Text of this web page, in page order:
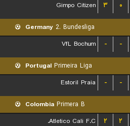
Gimpo Citizen
۳ ۰
Germany 2. Bundesliga
VfL Bochum
- -
Portugal Primeira Liga
Estoril Praia
- -
Colombia Primera B
Atletico Cali F.C.
۲ ۲